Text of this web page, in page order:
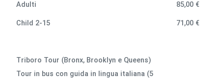
Adulti 85,00 €
Child 2-15 71,00 €
Triboro Tour (Bronx, Brooklyn e Queens)
Tour in bus con guida in lingua italiana (5